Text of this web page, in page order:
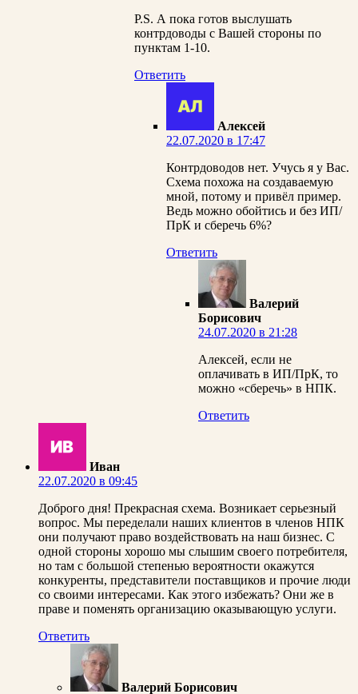
P.S. А пока готов выслушать
контрдоводы с Вашей стороны по
пунктам 1-10.
Ответить
Алексей
22.07.2020 в 17:47
Контрдоводов нет. Учусь я у Вас.
Схема похожа на создаваемую
мной, потому и привёл пример.
Ведь можно обойтись и без ИП/
ПрК и сберечь 6%?
Ответить
Валерий
Борисович
24.07.2020 в 21:28
Алексей, если не
оплачивать в ИП/ПрК, то
можно «сберечь» в НПК.
Ответить
Иван
22.07.2020 в 09:45
Доброго дня! Прекрасная схема. Возникает серьезный
вопрос. Мы переделали наших клиентов в членов НПК
они получают право воздействовать на наш бизнес. С
одной стороны хорошо мы слышим своего потребителя,
но там с большой степенью вероятности окажутся
конкуренты, представители поставщиков и прочие люди
со своими интересами. Как этого избежать? Они же в
праве и поменять организацию оказывающую услуги.
Ответить
Валерий Борисович